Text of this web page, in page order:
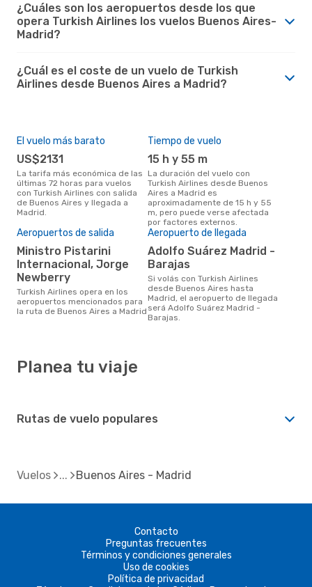
¿Cuáles son los aeropuertos desde los que
opera Turkish Airlines los vuelos Buenos Aires-
Madrid?
¿Cuál es el coste de un vuelo de Turkish
Airlines desde Buenos Aires a Madrid?
El vuelo más barato
US$2131
La tarifa más económica de las
últimas 72 horas para vuelos
con Turkish Airlines con salida
de Buenos Aires y llegada a
Madrid.
Tiempo de vuelo
15 h y 55 m
La duración del vuelo con
Turkish Airlines desde Buenos
Aires a Madrid es
aproximadamente de 15 h y 55
m, pero puede verse afectada
por factores externos.
Aeropuertos de salida
Ministro Pistarini
Internacional, Jorge
Newberry
Turkish Airlines opera en los
aeropuertos mencionados para
la ruta de Buenos Aires a Madrid
Aeropuerto de llegada
Adolfo Suárez Madrid -
Barajas
Si volás con Turkish Airlines
desde Buenos Aires hasta
Madrid, el aeropuerto de llegada
será Adolfo Suárez Madrid -
Barajas.
Planea tu viaje
Rutas de vuelo populares
Vuelos Buenos Aires - Madrid
Contacto
Preguntas frecuentes
Términos y condiciones generales
Uso de cookies
Política de privacidad